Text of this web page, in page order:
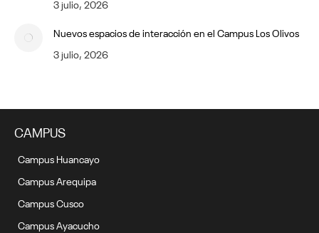
3 julio, 2026
Nuevos espacios de interacción en el Campus Los Olivos
3 julio, 2026
CAMPUS
Campus Huancayo
Campus Arequipa
Campus Cusco
Campus Ayacucho